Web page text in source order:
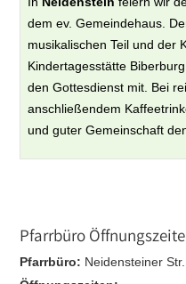
dem ev. Gemeindehaus.
musikalischen Teil und der
Kindertagesstätte
den Gottesdienst mit. Bei
anschließendem
und guter Gemeinschaft
Pfarrbüro
Pfarrbüro: Neidensteiner